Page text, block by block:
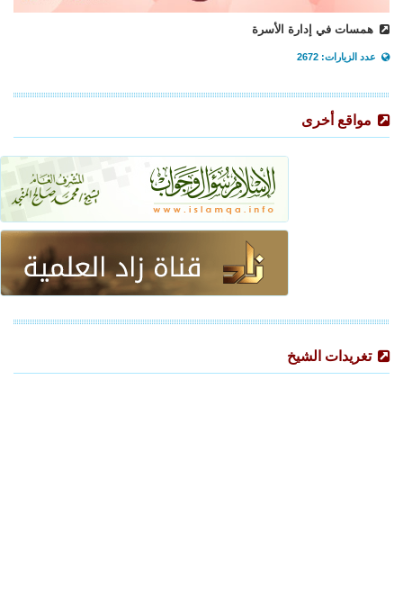
همسات في إدارة الأسرة
عدد الزيارات: 2672
مواقع أخرى
تغريدات الشيخ